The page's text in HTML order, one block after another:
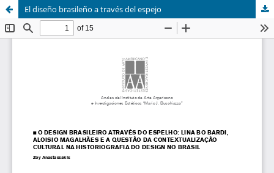
El diseño brasileño a través del espejo